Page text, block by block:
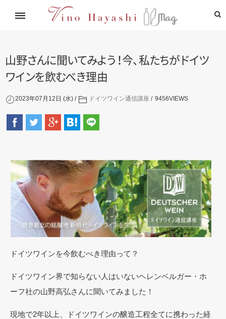
林基就イタリア紀行
レシピ
山野さんに 聞 いてみよう！今、私たちがドイツ
ワイ ンを飲むべき理由
2023年07月12日 (水) ドイツワイン通信講座 9456VIEWS
ドイツワインを今飲むべき理由って？
ドイツワイン界で知らない人はいないヘレンベルガー・ホ
ーフ社の山野高弘さんに聞いてみました！
現地で2年以上、ドイツワインの醸造工程全てに携わった経